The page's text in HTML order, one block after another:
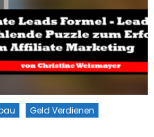
Geld Verdienen